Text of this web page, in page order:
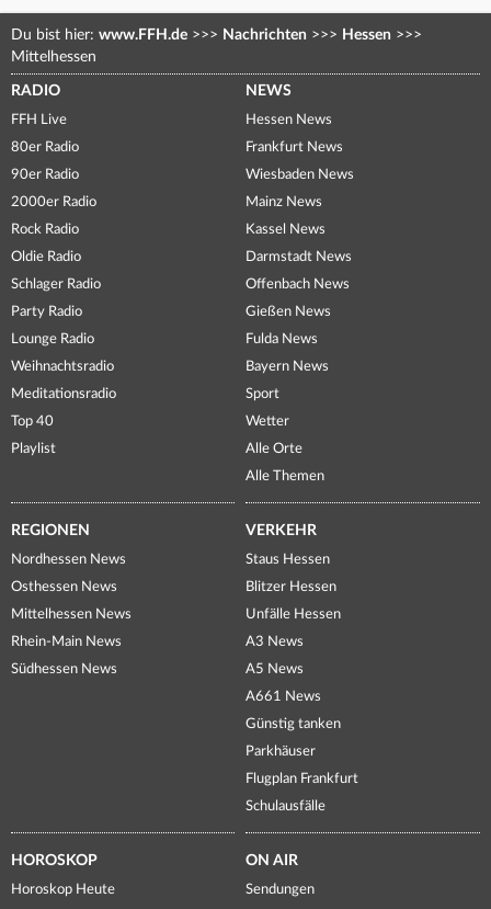
Du bist hier: www.FFH.de >>> Nachrichten >>> Hessen >>>
Mittelhessen
RADIO
FFH Live
80er Radio
90er Radio
2000er Radio
Rock Radio
Oldie Radio
Schlager Radio
Party Radio
Lounge Radio
Weihnachtsradio
Meditationsradio
Top 40
Playlist
NEWS
Hessen News
Frankfurt News
Wiesbaden News
Mainz News
Kassel News
Darmstadt News
Offenbach News
Gießen News
Fulda News
Bayern News
Sport
Wetter
Alle Orte
Alle Themen
REGIONEN
Nordhessen News
Osthessen News
Mittelhessen News
Rhein-Main News
Südhessen News
VERKEHR
Staus Hessen
Blitzer Hessen
Unfälle Hessen
A3 News
A5 News
A661 News
Günstig tanken
Parkhäuser
Flugplan Frankfurt
Schulausfälle
HOROSKOP
Horoskop Heute
ON AIR
Sendungen